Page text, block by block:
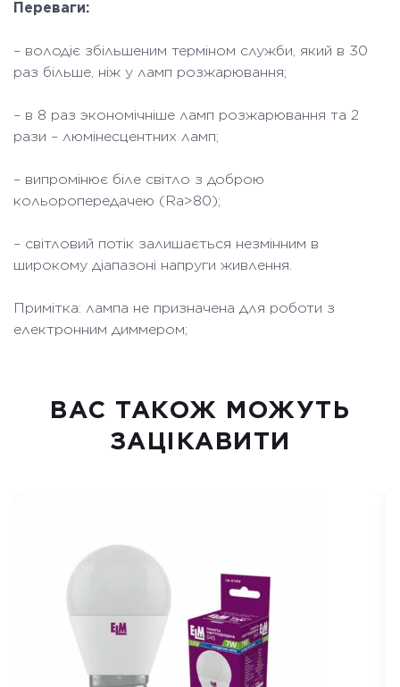
Переваги:
– володіє збільшеним терміном служби, який в 30
раз більше, ніж у ламп розжарювання;
– в 8 раз экономічніше ламп розжарювання та 2
рази – люмінесцентних ламп;
– випромінює біле світло з доброю
кольоропередачею (Ra>80);
– світловий потік залишається незмінним в
широкому діапазоні напруги живлення.
Примітка: лампа не призначена для роботи з
електронним диммером;
ВАC ТАКОЖ МОЖУТЬ
ЗАЦІКАВИТИ